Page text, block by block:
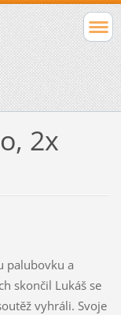
2x
palubovku a
skončil Lukáš se
vyhráli. Svoje